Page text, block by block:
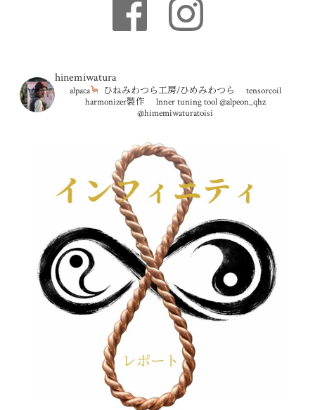
hinemiwatura
alpaca ひねみわつら工房/ひめみわつら
tensorcoil
harmonizer製作
lnner tuning tool@alpeon_qhz
@himemiwaturatoisi